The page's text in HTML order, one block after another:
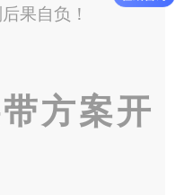
果自负！
方案开